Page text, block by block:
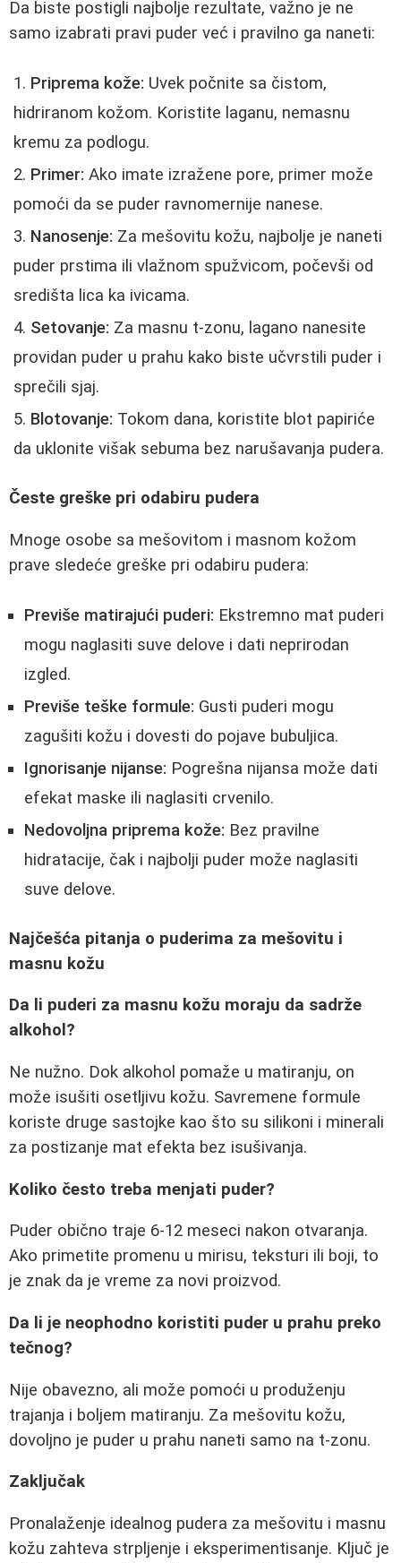
Da biste postigli najbolje rezultate, važno je ne
samo izabrati pravi puder već i pravilno ga naneti:
Priprema kože: Uvek počnite sa čistom,
hidriranom kožom. Koristite laganu, nemasnu
kremu za podlogu.
Primer: Ako imate izražene pore, primer može
pomoći da se puder ravnomernije nanese.
Nanosenje: Za mešovitu kožu, najbolje je naneti
puder prstima ili vlažnom spužvicom, počevši od
središta lica ka ivicama.
Setovanje: Za masnu t-zonu, lagano nanesite
providan puder u prahu kako biste učvrstili puder i
sprečili sjaj.
Blotovanje: Tokom dana, koristite blot papiriće
da uklonite višak sebuma bez narušavanja pudera.
Česte greške pri odabiru pudera
Mnoge osobe sa mešovitom i masnom kožom
prave sledeće greške pri odabiru pudera:
Previše matirajući puderi: Ekstremno mat puderi
mogu naglasiti suve delove i dati neprirodan
izgled.
Previše teške formule: Gusti puderi mogu
zagušiti kožu i dovesti do pojave bubuljica.
Ignorisanje nijanse: Pogrešna nijansa može dati
efekat maske ili naglasiti crvenilo.
Nedovoljna priprema kože: Bez pravilne
hidratacije, čak i najbolji puder može naglasiti
suve delove.
Najčešća pitanja o puderima za mešovitu i
masnu kožu
Da li puderi za masnu kožu moraju da sadrže
alkohol?
Ne nužno. Dok alkohol pomaže u matiranju, on
može isušiti osetljivu kožu. Savremene formule
koriste druge sastojke kao što su silikoni i minerali
za postizanje mat efekta bez isušivanja.
Koliko često treba menjati puder?
Puder obično traje 6-12 meseci nakon otvaranja.
Ako primetite promenu u mirisu, teksturi ili boji, to
je znak da je vreme za novi proizvod.
Da li je neophodno koristiti puder u prahu preko
tečnog?
Nije obavezno, ali može pomoći u produženju
trajanja i boljem matiranju. Za mešovitu kožu,
dovoljno je puder u prahu naneti samo na t-zonu.
Zaključak
Pronalaženje idealnog pudera za mešovitu i masnu
kožu zahteva strpljenje i eksperimentisanje. Ključ je